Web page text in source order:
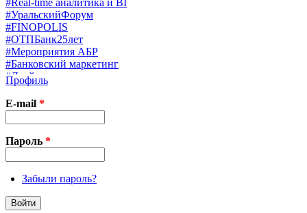
#Real-time аналитика и BI
#УральскийФорум
#FINOPOLIS
#ОТПБанк25лет
#Мероприятия АБР
#Банковский маркетинг
#Драйверы страхования
#Финконгресс ЦБ
#PB&WM
#UX/CX
#Экосистемы
X
Профиль
E-mail *
Пароль *
Забыли пароль?